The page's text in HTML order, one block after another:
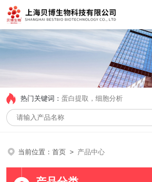
热门关键词：蛋白提取，细胞分析
当前位置：首页 > 产品中心